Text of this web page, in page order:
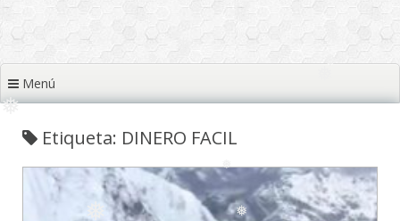
❅
❅
❅
Menú
Etiqueta: DINERO FACIL